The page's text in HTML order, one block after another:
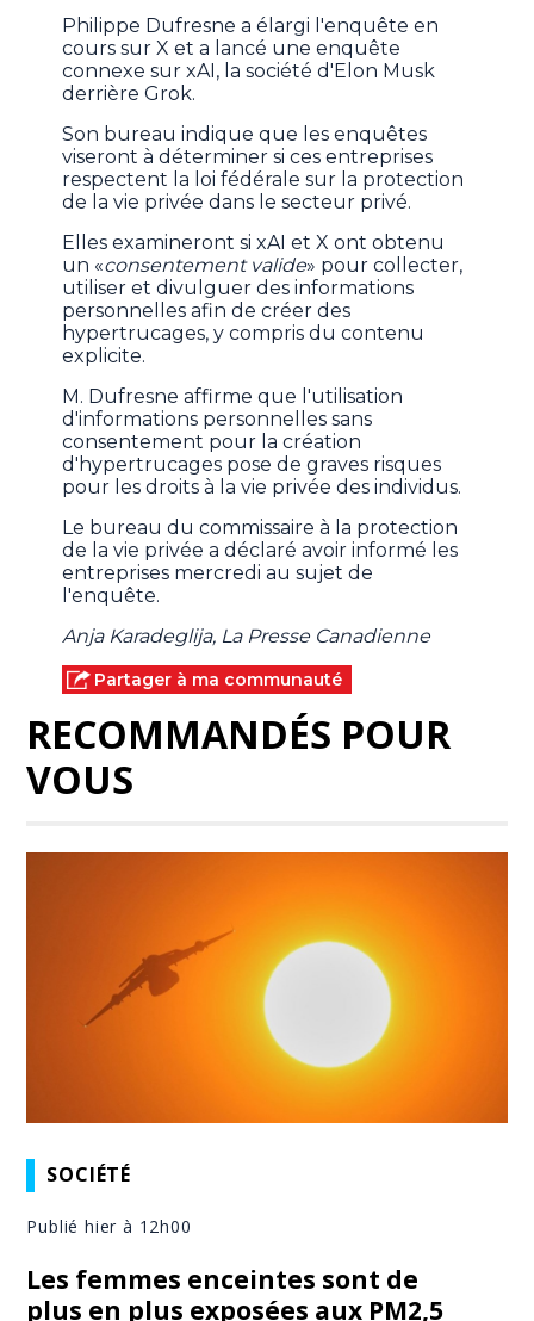
Philippe Dufresne a élargi l'enquête en
cours sur X et a lancé une enquête
connexe sur xAI, la société d'Elon Musk
derrière Grok.
Son bureau indique que les enquêtes
viseront à déterminer si ces entreprises
respectent la loi fédérale sur la protection
de la vie privée dans le secteur privé.
Elles examineront si xAI et X ont obtenu
un «consentement valide» pour collecter,
utiliser et divulguer des informations
personnelles afin de créer des
hypertrucages, y compris du contenu
explicite.
M. Dufresne affirme que l'utilisation
d'informations personnelles sans
consentement pour la création
d'hypertrucages pose de graves risques
pour les droits à la vie privée des individus.
Le bureau du commissaire à la protection
de la vie privée a déclaré avoir informé les
entreprises mercredi au sujet de
l'enquête.
Anja Karadeglija, La Presse Canadienne
Partager à ma communauté
RECOMMANDÉS POUR
VOUS
SOCIÉTÉ
Publié hier à 12h00
Les femmes enceintes sont de
plus en plus exposées aux PM2,5